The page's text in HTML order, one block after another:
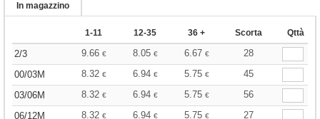
In magazzino
1-11 12-35 36 + Scorta Qttà
2/3 9.66 € 8.05 € 6.67 €
28
00/03M
8.32 € 6.94 € 5.75 €
45
03/06M
8.32 € 6.94 € 5.75 €
56
06/12M
8.32 € 6.94 € 5.75 €
27